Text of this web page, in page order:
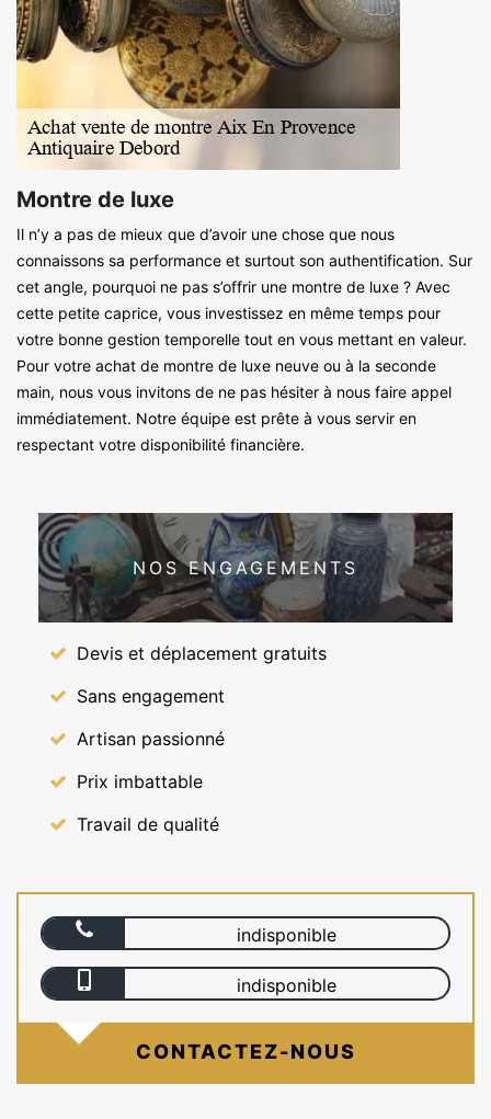
Montre de luxe
Il n’y a pas de mieux que d’avoir une chose que nous
connaissons sa performance et surtout son authentification. Sur
cet angle, pourquoi ne pas s’offrir une montre de luxe ? Avec
cette petite caprice, vous investissez en même temps pour
votre bonne gestion temporelle tout en vous mettant en valeur.
Pour votre achat de montre de luxe neuve ou à la seconde
main, nous vous invitons de ne pas hésiter à nous faire appel
immédiatement. Notre équipe est prête à vous servir en
respectant votre disponibilité financière.
NOS ENGAGEMENTS
Devis et déplacement gratuits
Sans engagement
Artisan passionné
Prix imbattable
Travail de qualité
indisponible
indisponible
CONTACTEZ-NOUS